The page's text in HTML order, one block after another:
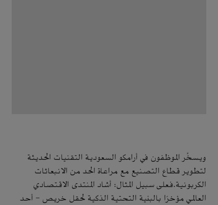
ويسخِّر الموظفون في أرامكو السعودية التقنيات الحديثة
لتطوير قطاع التصنيع مع مراعاة الحد من الانبعاثات
الكربونية.فعلى سبيل المثال: أشاد المنتدى الاقتصادي
العالمي مؤخرًا بالبنية التحتية الذكية لحقل خريص - أحد